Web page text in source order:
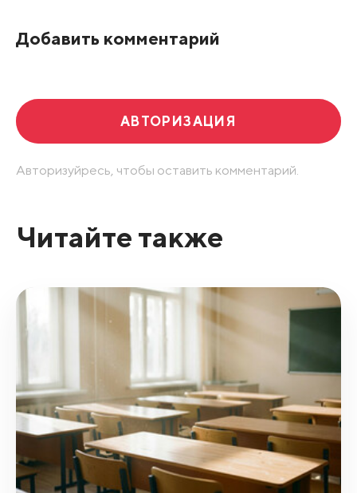
Добавить комментарий
АВТОРИЗАЦИЯ
Авторизуйресь, чтобы оставить комментарий.
Читайте также